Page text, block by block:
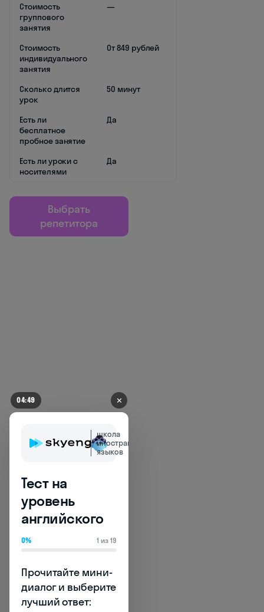
Стоимость
группового
занятия
—
Стоимость
индивидуального
занятия
От 849 рублей
Сколько длится
урок
50 минут
Есть ли
бесплатное
пробное занятие
Да
Есть ли уроки с
носителями
Да
Выбрать
репетитора
Skysmart
В онлайн-школе для
Skysmart можно
изучать английский
язык и другие
04:49 ✕
школа
иностранных
языков
Тест на
уровень
английского
0% 1 из 19
Прочитайте мини-
диалог и выберите
лучший ответ: